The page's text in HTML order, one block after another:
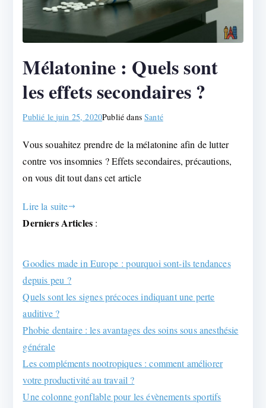
Mélatonine : Quels sont
les effets secondaires ?
Publié lejuin 25, 2020Publié dansSanté
Vous souahitez prendre de la mélatonine afin de lutter
contre vos insomnies ? Effets secondaires, précautions,
on vous dit tout dans cet article
Lire la suite
Derniers Articles :
Goodies made in Europe : pourquoi sont-ils tendances
depuis peu ?
Quels sont les signes précoces indiquant une perte
auditive ?
Phobie dentaire : les avantages des soins sous anesthésie
générale
Les compléments nootropiques : comment améliorer
votre productivité au travail ?
Une colonne gonflable pour les évènements sportifs